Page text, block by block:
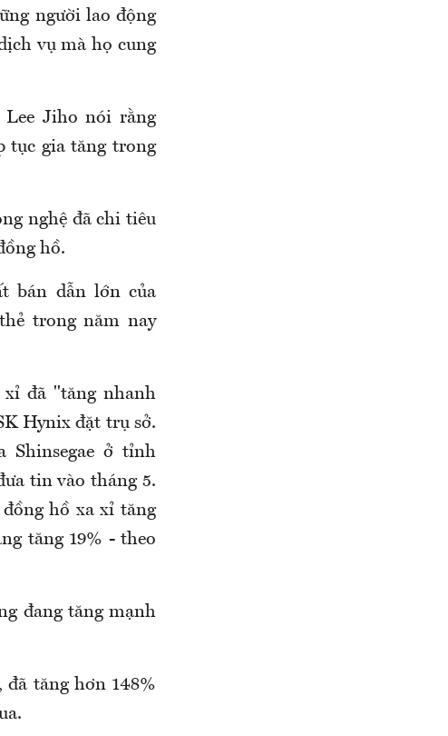
người lao động
vụ mà họ cung
Lee Jiho nói rằng
tục gia tăng trong
nghệ đã chi tiêu
hồ.
bán dẫn lớn của
trong năm nay
xỉ đã "tăng nhanh
Hynix đặt trụ sở.
ở tỉnh
tin vào tháng 5.
hồ xa xỉ tăng
tăng 19% - theo
đang tăng mạnh
tăng hơn 148%